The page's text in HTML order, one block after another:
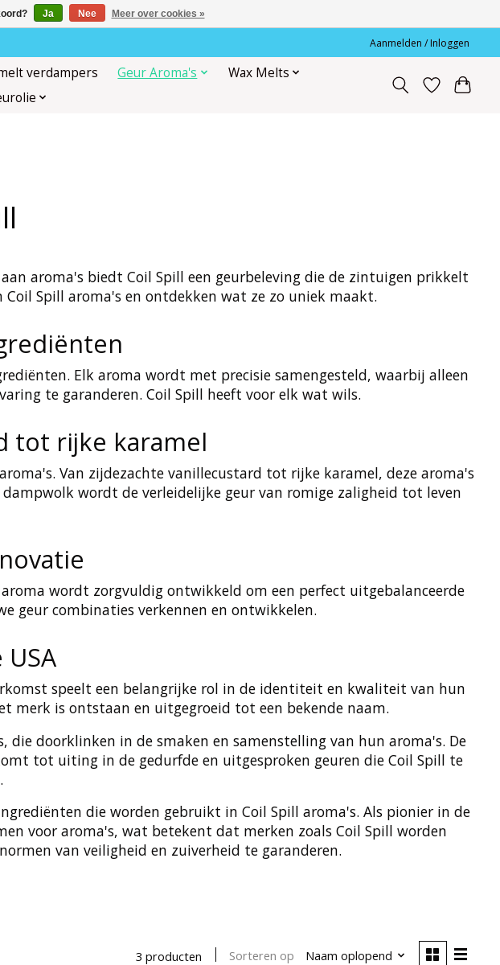
Aanmelden / Inloggen
verdampers Geur Aroma's
Wax Melts
aroma's biedt Coil Spill een geurbeleving die de zintuigen prikkelt
Spill aroma's en ontdekken wat ze zo uniek maakt.
Elk aroma wordt met precisie samengesteld, waarbij alleen
te garanderen. Coil Spill heeft voor elk wat wils.
tot rijke karamel
Van zijdezachte vanillecustard tot rijke karamel, deze aroma's
wordt de verleidelijke geur van romige zaligheid tot leven
wordt zorgvuldig ontwikkeld om een perfect uitgebalanceerde
geur combinaties verkennen en ontwikkelen.
speelt een belangrijke rol in de identiteit en kwaliteit van hun
merk is ontstaan en uitgegroeid tot een bekende naam.
die doorklinken in de smaken en samenstelling van hun aroma's. De
tot uiting in de gedurfde en uitgesproken geuren die Coil Spill te
die worden gebruikt in Coil Spill aroma's. Als pionier in de
voor aroma's, wat betekent dat merken zoals Coil Spill worden
van veiligheid en zuiverheid te garanderen.
3 producten Sorteren op Naam oplopend
Ja Nee Meer over cookies »